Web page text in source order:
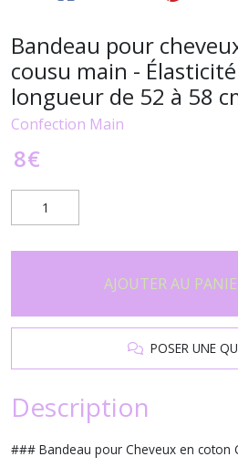
Bandeau pour
cousu main -
longueur de 52 à 58
Confection Main
8€
AJOUTER AU
POSER UNE
Description
### Bandeau pour Cheveux en coton